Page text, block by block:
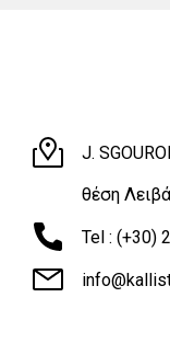
J.
θέση
Tel : (+30)